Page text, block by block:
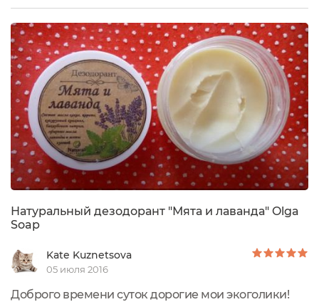
хочу рассказать о его собрате "Мята и
лимон"Вместе с коробочкой дезодоранта
производитель дает бумажечку, в которой сказано
как применять средство, что дают нам...
Натуральный дезодорант "Мята и лаванда" Olga
Soap
Kate Kuznetsova
05 июля 2016
Доброго времени суток дорогие мои экоголики!